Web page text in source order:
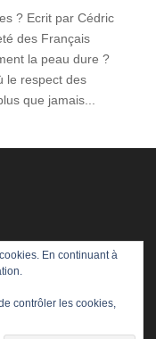
? Ecrit par Cédric
des Français
la peau dure ?
le respect des
que jamais...
En continuant à
contrôler les cookies,